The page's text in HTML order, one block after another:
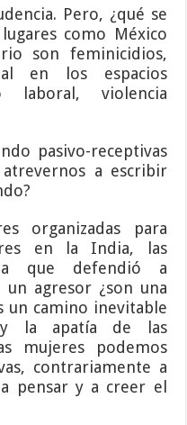
Pero, ¿qué se
como México
son feminicidios,
en los espacios
laboral, violencia
pasivo-receptivas
a escribir
organizadas para
en la India, las
que defendió a
un agresor ¿son una
un camino inevitable
la apatía de las
mujeres podemos
contrariamente a
pensar y a creer el